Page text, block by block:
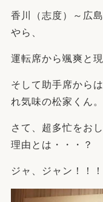
香川（志度）～広
やら、
運転席から颯爽と
そして助手席から
れ気味の松家くん。
さて、超多忙をお
理由とは・・・？
ジャ、ジャン！！！